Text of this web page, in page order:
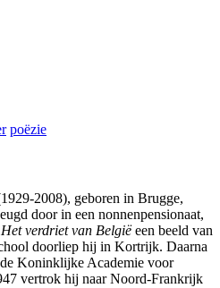
poëzie
2008), geboren in Brugge,
door in een nonnenpensionaat,
Het verdriet van Belgiëeen beeld van
doorliep hij in Kortrijk. Daarna
Koninklijke Academie voor
vertrok hij naar Noord-Frankrijk